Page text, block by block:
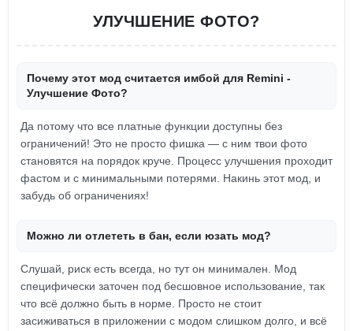
УЛУЧШЕНИЕ ФОТО?
Почему этот мод считается имбой для Remini -
Улучшение Фото?
Да потому что все платные функции доступны без
ограничений! Это не просто фишка — с ним твои фото
становятся на порядок круче. Процесс улучшения проходит
фастом и с минимальными потерями. Накинь этот мод, и
забудь об ограничениях!
Можно ли отлететь в бан, если юзать мод?
Слушай, риск есть всегда, но тут он минимален. Мод
специфически заточен под бесшовное использование, так
что всё должно быть в норме. Просто не стоит
засиживаться в приложении с модом слишком долго, и всё